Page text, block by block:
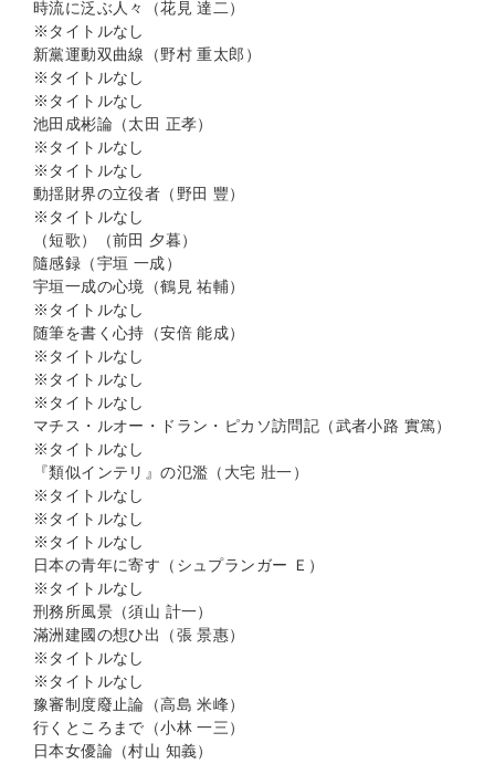
時流に泛ぶ人々（花見 達二）
※タイトルなし
新黨運動双曲線（野村 重太郎）
※タイトルなし
※タイトルなし
池田成彬論（太田 正孝）
※タイトルなし
※タイトルなし
動揺財界の立役者（野田 豐）
※タイトルなし
（短歌）（前田 夕暮）
隨感録（宇垣 一成）
宇垣一成の心境（鶴見 祐輔）
※タイトルなし
随筆を書く心持（安倍 能成）
※タイトルなし
※タイトルなし
※タイトルなし
マチス・ルオー・ドラン・ピカソ訪問記（武者小路 實篤）
※タイトルなし
『類似インテリ』の氾濫（大宅 壯一）
※タイトルなし
※タイトルなし
※タイトルなし
日本の青年に寄す（シュプランガー Ｅ）
※タイトルなし
刑務所風景（須山 計一）
滿洲建國の想ひ出（張 景惠）
※タイトルなし
※タイトルなし
豫審制度廢止論（高島 米峰）
行くところまで（小林 一三）
日本女優論（村山 知義）